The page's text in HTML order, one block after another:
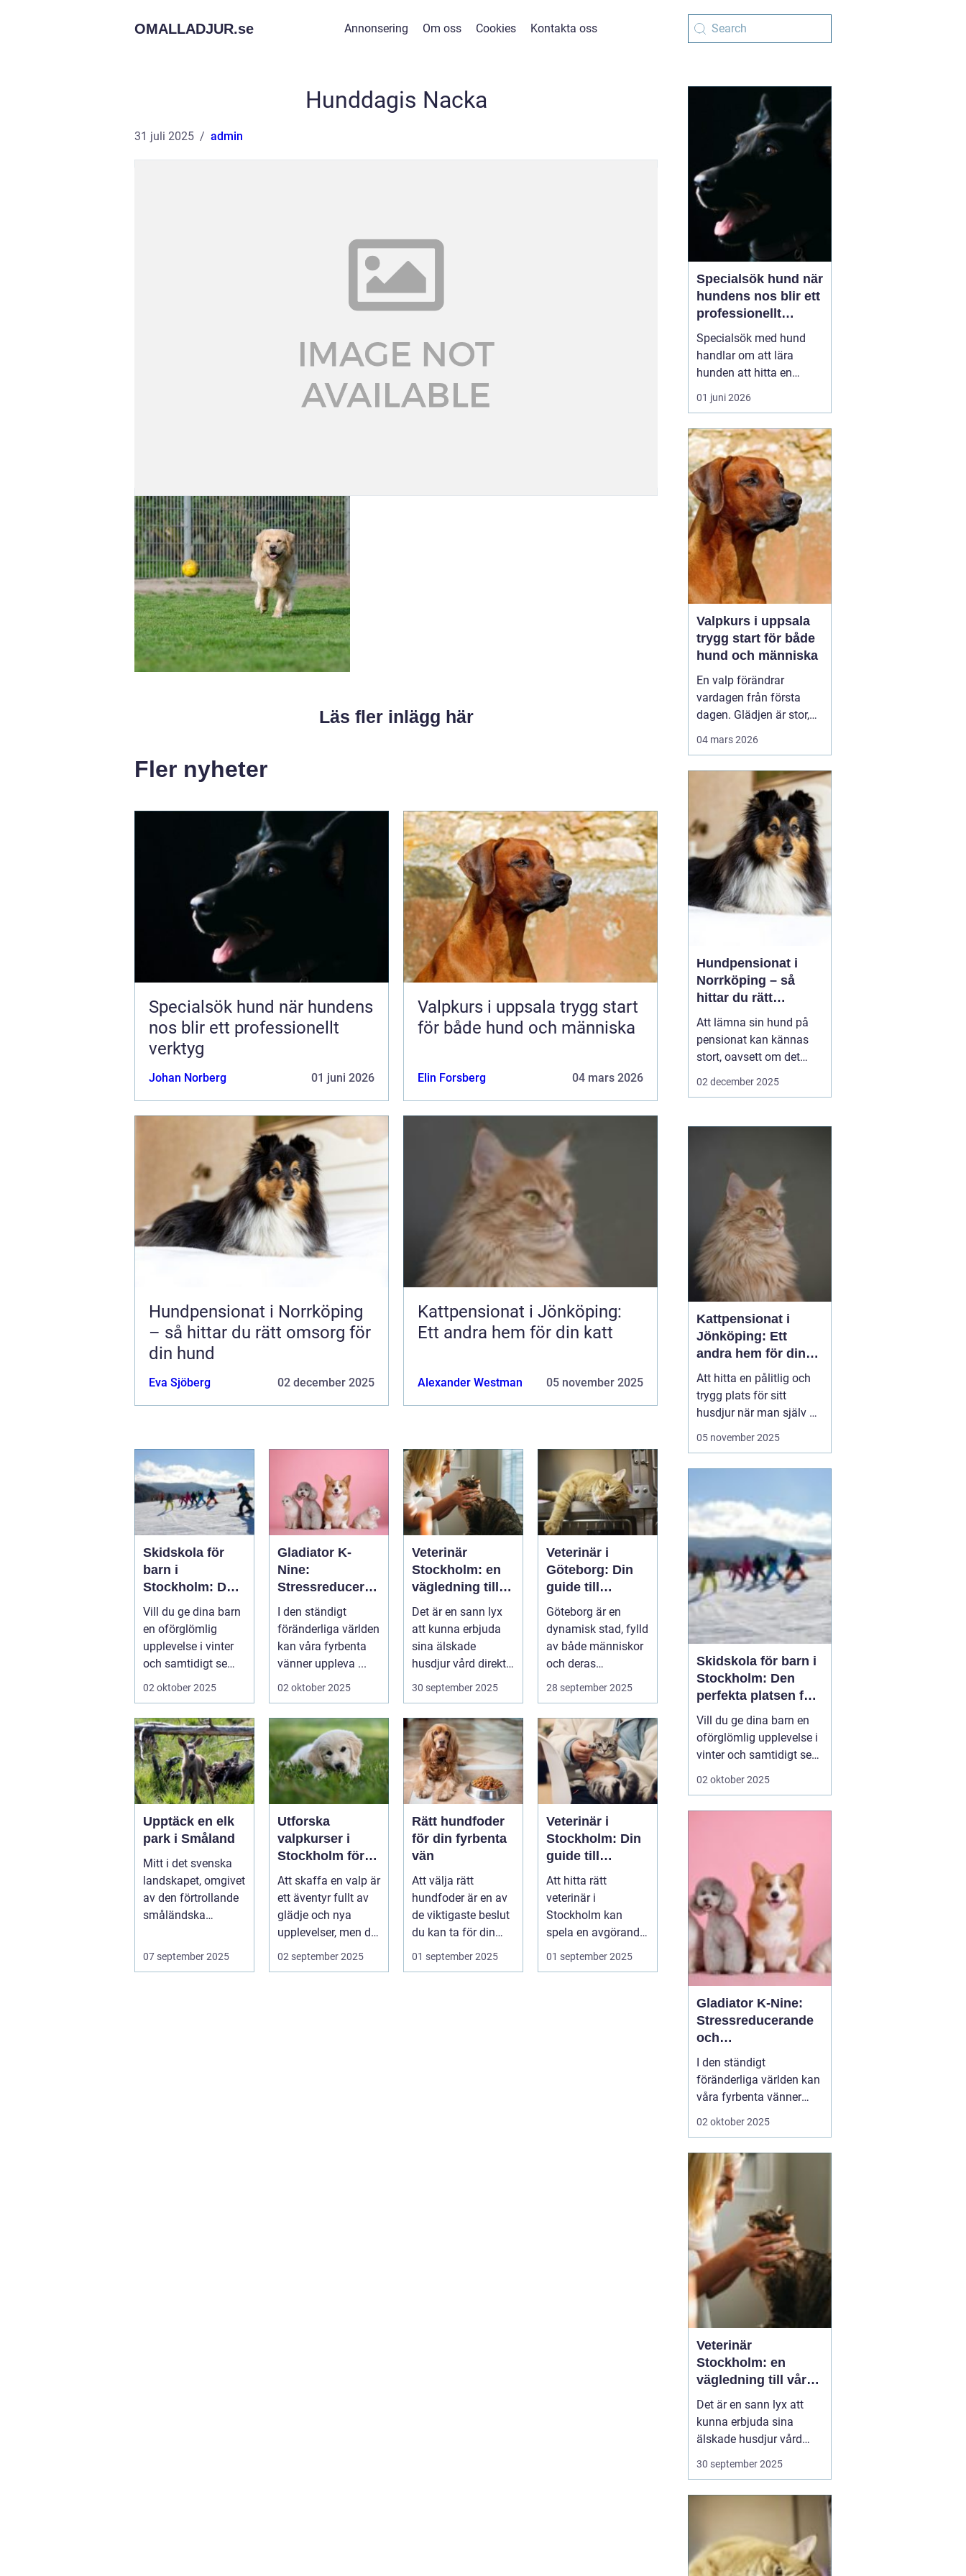
OMALLADJUR.se Annonsering Om oss Cookies Kontakta oss
Hunddagis Nacka
31 juli 2025 admin
Läs fler inlägg här
Fler nyheter
Specialsök hund när hundens
nos blir ett professionellt
verktyg
Johan Norberg 01 juni 2026
Valpkurs i uppsala trygg start
för både hund och människa
Elin Forsberg 04 mars 2026
Hundpensionat i Norrköping
– så hittar du rätt omsorg för
din hund
Eva Sjöberg 02 december 2025
Kattpensionat i Jönköping:
Ett andra hem för din katt
Alexander Westman 05 november 2025
Skidskola för
barn i
Stockholm: Den
perfekta platsen
för små blivande
skidåkare
Vill du ge dina barn
en oförglömlig
upplevelse i vinter
och samtidigt se
dem utvecklas
02 oktober 2025
Gladiator K-
Nine:
Stressreduceran
de och
ångestdämpand
e hundhalsband
I den ständigt
föränderliga världen
kan våra fyrbenta
vänner uppleva ...
02 oktober 2025
Veterinär
Stockholm: en
vägledning till
vård i hemmiljö
Det är en sann lyx
att kunna erbjuda
sina älskade
husdjur vård direkt i
hemmet. I st...
30 september 2025
Veterinär i
Göteborg: Din
guide till
djursjukvård
Göteborg är en
dynamisk stad, fylld
av både människor
och deras
djurvänner...
28 september 2025
Upptäck en elk
park i Småland
Mitt i det svenska
landskapet, omgivet
av den förtrollande
småländska
07 september 2025
Utforska
valpkurser i
Stockholm för
en lycklig och
välanpassad
valp
Att skaffa en valp är
ett äventyr fullt av
glädje och nya
upplevelser, men det
st&aum...
02 september 2025
Rätt hundfoder
för din fyrbenta
vän
Att välja rätt
hundfoder är en av
de viktigaste beslut
du kan ta för din
hunds h...
01 september 2025
Veterinär i
Stockholm: Din
guide till
djursjukvård i
huvudstaden
Att hitta rätt
veterinär i
Stockholm kan
spela en avgörande
roll för ditt husdju...
01 september 2025
Specialsök hund när
hundens nos blir ett
professionellt
verktyg
Specialsök med hund
handlar om att lära
hunden att hitta en
specifik doft, till exempel
narkotika, vägglöss,
ämnen som människor
har svårt att upptäcka
själva. Genom
strukturerad träning kan
både arbets- och
sällskapshundar ut...
01 juni 2026
Valpkurs i uppsala
trygg start för både
hund och människa
En valp förändrar
vardagen från första
dagen. Glädjen är stor,
följsam och social hund.
En genomtänktvalpkurs
upsala
ger både valp
och äga...
04 mars 2026
Hundpensionat i
Norrköping – så
hittar du rätt
omsorg för din hund
Att lämna sin hund på
pensionat kan kännas
stort, oavsett om det
gäller en hel semester
runt Norrköping letar
hunden blir...
02 december 2025
Kattpensionat i
Jönköping: Ett
andra hem för din
katt
Att hitta en pålitlig och
trygg plats för sitt
husdjur när man själv är
på resande fot kan
lösningen vara att lämna
katten...
05 november 2025
Skidskola för barn i
Stockholm: Den
perfekta platsen för
små blivande
skidåkare
Vill du ge dina barn en
oförglömlig upplevelse i
vinter och samtidigt se
dem utvecklas på
erbjuder många
möjligheter f&o...
02 oktober 2025
Gladiator K-Nine:
Stressreducerande
och
ångestdämpande
hundhalsband
I den ständigt
föränderliga världen kan
våra fyrbenta vänner
uppleva att livet blir
mänskliga problem;
många hundägare kan
intyga att d...
02 oktober 2025
Veterinär
Stockholm: en
vägledning till vård i
hemmiljö
Det är en sann lyx att
kunna erbjuda sina
älskade husdjur vård
direkt i hemmet. I
storstaden, där tiden
professionell veterinär
en högst v&aum...
30 september 2025